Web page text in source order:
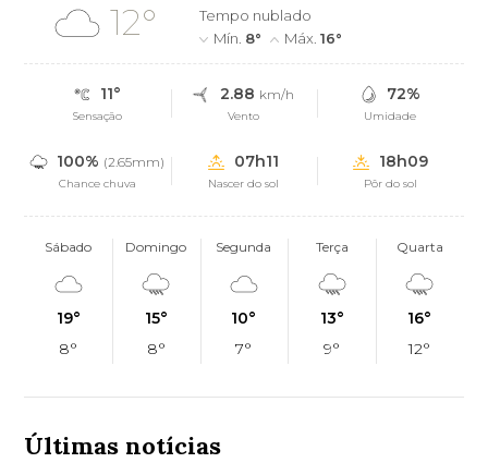
12°
Tempo nublado
Mín. 8° Máx.16°
11°
Sensação
2.88 km/h
Vento
72%
Umidade
100% (2.65mm)
Chance chuva
07h11
Nascer do sol
18h09
Pôr do sol
Sábado
19°
8°
Domingo
15°
8°
Segunda
10°
7°
Terça
13°
9°
Quarta
16°
12°
Últimas notícias